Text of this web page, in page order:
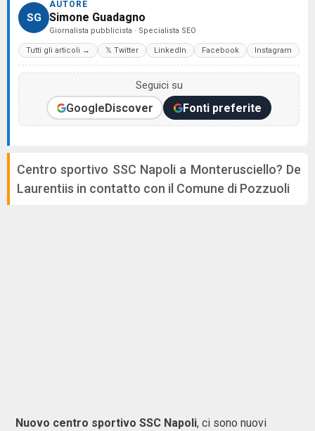
SG
AUTORE
Simone Guadagno
Giornalista pubblicista · Specialista SEO
Tutti gli articoli → 𝕏 Twitter LinkedIn Facebook Instagram
Seguici su
GoogleDiscover Fonti preferite
Centro sportivo SSC Napoli a Monterusciello? De
Laurentiis in contatto con il Comune di Pozzuoli
Nuovo centro sportivo SSC Napoli, ci sono nuovi